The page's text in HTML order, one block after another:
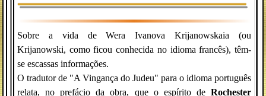
Sobre a vida de Wera Ivanova Krijanowskaia (ou
Krijanowski, como ficou conhecida no idioma francês), têm-
se escassas informações.
O tradutor de "A Vingança do Judeu" para o idioma português
relata, no prefácio da obra, que o espírito de Rochester